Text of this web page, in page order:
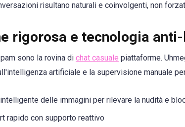
risultano naturali e coinvolgenti, non
rigorosa e tecnologia
sono la rovina di chat casuale piattaforme.
artificiale e la supervisione manuale
delle immagini per rilevare la nudità e
rapido con supporto reattivo